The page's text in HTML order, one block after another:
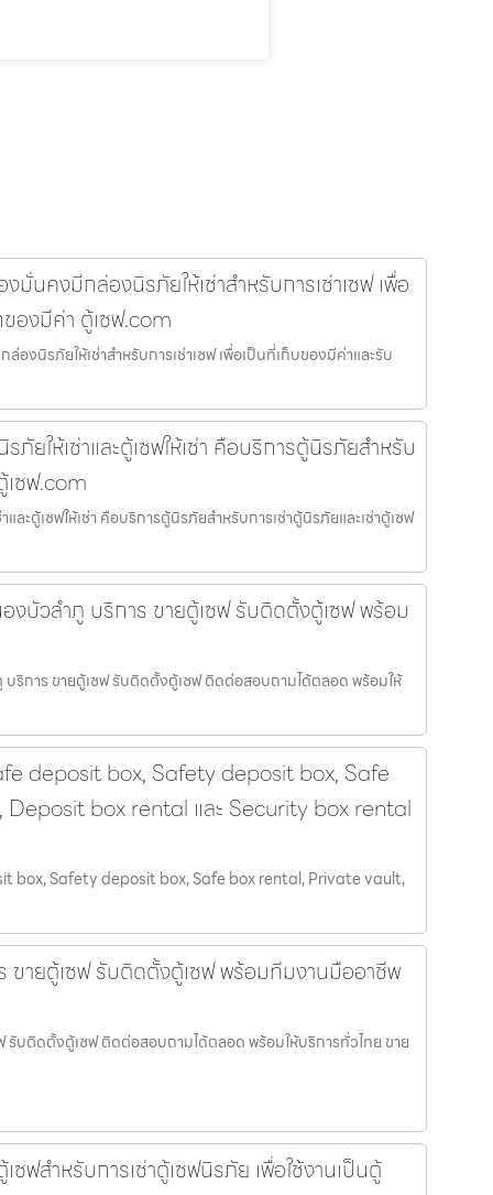
มั่นคงมีกล่องนิรภัยให้เช่าสำหรับการเช่าเซฟ เพื่อ
องมีค่า ตู้เซฟ.com
งนิรภัยให้เช่าสำหรับการเช่าเซฟ เพื่อเป็นที่เก็บของมีค่าและรับ
ภัยให้เช่าและตู้เซฟให้เช่า คือบริการตู้นิรภัยสำหรับ
เซฟ.com
และตู้เซฟให้เช่า คือบริการตู้นิรภัยสำหรับการเช่าตู้นิรภัยและเช่าตู้เซฟ
งบัวลำภู บริการ ขายตู้เซฟ รับติดตั้งตู้เซฟ พร้อม
บริการ ขายตู้เซฟ รับติดตั้งตู้เซฟ ติดต่อสอบถามได้ตลอด พร้อมให้
deposit box, Safety deposit box, Safe
box rental และ Security box rental
box, Safety deposit box, Safe box rental, Private vault,
ขายตู้เซฟ รับติดตั้งตู้เซฟ พร้อมทีมงานมืออาชีพ
รับติดตั้งตู้เซฟ ติดต่อสอบถามได้ตลอด พร้อมให้บริการทั่วไทย ขาย
ซฟสำหรับการเช่าตู้เซฟนิรภัย เพื่อใช้งานเป็นตู้